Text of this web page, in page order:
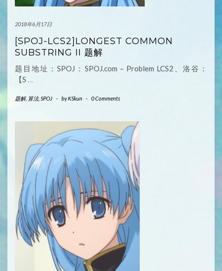
2018年6月17日
[SPOJ-LCS2]LONGEST COMMON
SUBSTRING II 题解
题目地址：SPOJ：SPOJ.com – Problem LCS2、洛谷：
【S …
题解, 算法, SPOJ - byKSkun - 0 Comments